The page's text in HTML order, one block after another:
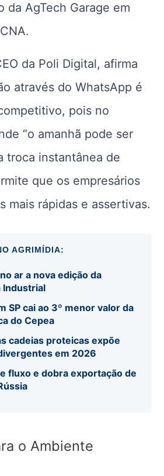
da AgTech Garage em
da Poli Digital, afirma
através do WhatsApp é
pois no
“o amanhã pode ser
troca instantânea de
que os empresários
mais rápidas e assertivas.
AGRIMÍDIA:
ar a nova edição da
Industrial
SP cai ao 3º menor valor da
do Cepea
cadeias proteicas expõe
em 2026
fluxo e dobra exportação de
o Ambiente